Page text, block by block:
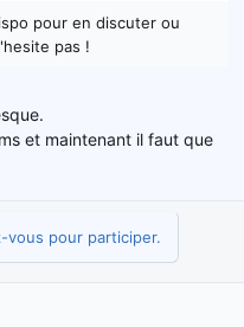
pour en discuter ou
pas !
et maintenant il faut que
vous pour participer.